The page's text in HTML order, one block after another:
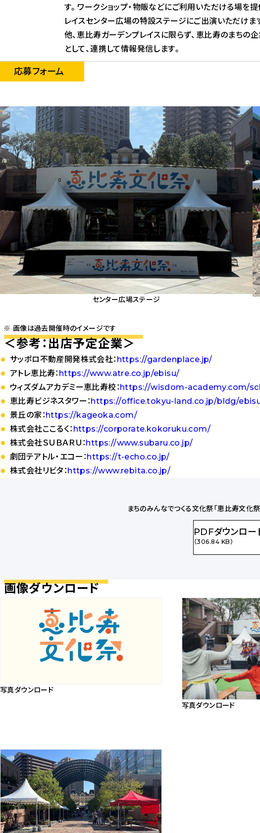
す。ワークショップ・物販などにご利用いただける場
レイスセンター広場の特設ステージにご出演いただけ
他、恵比寿ガーデンプレイスに限らず、恵比寿のまちの
として、連携して情報発信します。
応募フォーム
センター広場ステージ
画像は過去開催時のイメージです
＜参考：出店予定企業＞
サッポロ不動産開発株式会社： https://gardenplace.jp/
アトレ恵比寿： https://www.atre.co.jp/ebisu/
ウィズダムアカデミー恵比寿校：https://wisdom-academy.com/
恵比寿ビジネスタワー：https://office.tokyu-land.co.jp/bldg/
景丘の家：https://kageoka.com/
株式会社ここるく： https://corporate.kokoruku.com/
株式会社ＳＵＢＡＲＵ：https://www.subaru.co.jp/
劇団テアトル・エコー：https://t-echo.co.jp/
株式会社リビタ：https://www.rebita.co.jp/
まちのみんなでつくる文化祭「恵比寿文
PDFダウンロー
（306.84 KB）
画像ダウンロード
写真ダウンロード
ン
ロ
ー
ド
写真ダウンロード